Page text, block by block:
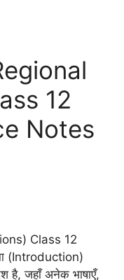
12
Notes
Class 12
(Introduction)
है, जहाँ अनेक भाषाएँ,